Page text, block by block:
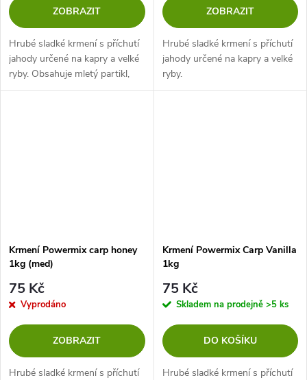
ZOBRAZIT
Hrubé sladké krmení s příchutí
jahody určené na kapry a velké
ryby. Obsahuje mletý partikl,
sladké sušenky, arašídy a další
ZOBRAZIT
Hrubé sladké krmení s příchutí
jahody určené na kapry a velké
ryby.
Krmení Powermix carp honey
1kg (med)
75 Kč
Vyprodáno
ZOBRAZIT
Hrubé sladké krmení s příchutí
Krmení Powermix Carp Vanilla
1kg
75 Kč
Skladem na prodejně >5 ks
DO KOŠÍKU
Hrubé sladké krmení s příchutí